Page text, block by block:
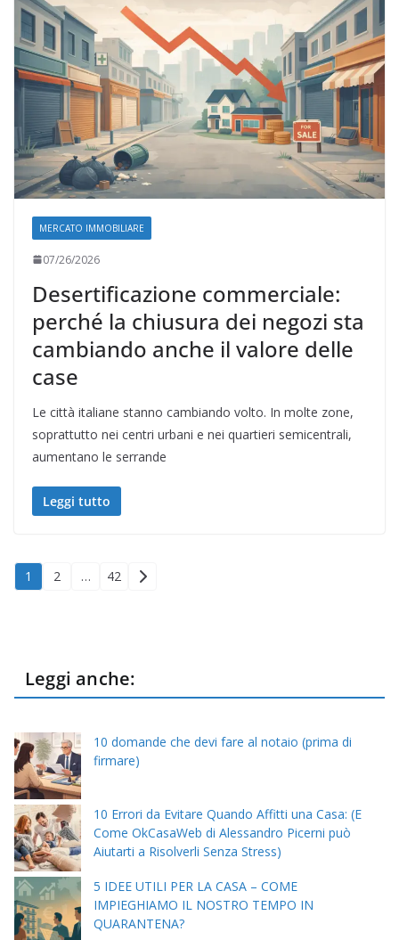
MERCATO IMMOBILIARE
07/26/2026
Desertificazione commerciale:
perché la chiusura dei negozi sta
cambiando anche il valore delle
case
Le città italiane stanno cambiando volto. In molte zone,
soprattutto nei centri urbani e nei quartieri semicentrali,
aumentano le serrande
Leggi tutto
Paginazione
1 2 … 42
Leggi anche:
10 domande che devi fare al notaio (prima di
firmare)
10 Errori da Evitare Quando Affitti una Casa: (E
Come OkCasaWeb di Alessandro Picerni può
Aiutarti a Risolverli Senza Stress)
5 IDEE UTILI PER LA CASA – COME
IMPIEGHIAMO IL NOSTRO TEMPO IN
QUARANTENA?